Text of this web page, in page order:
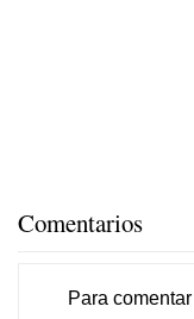
Comentarios
Para